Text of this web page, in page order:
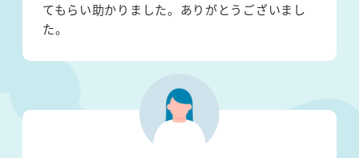
てもらい助かりました。ありがとうございまし
た。